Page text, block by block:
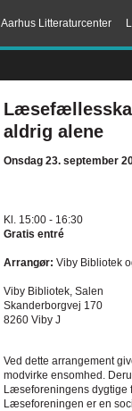
Aarhus Litteraturcenter
aldrig alene
Onsdag 23. september
Kl. 15:00 - 16:30
Gratis entré
Arrangør: Viby Bibliotek
Viby Bibliotek, Salen
Skanderborgvej 170
8260 Viby J
Ved dette arrangement
modvirke ensomhed.
Læseforeningens
Læseforeningen er en